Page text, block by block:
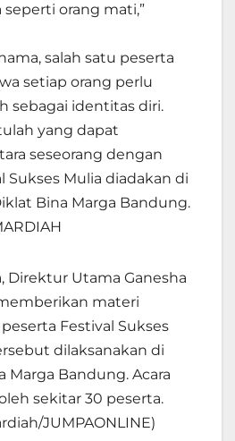
seperti orang mati,”
salah satu peserta
setiap orang perlu
sebagai identitas diri.
yang dapat
seseorang dengan
Sukses Mulia diadakan di
Bina Marga Bandung.